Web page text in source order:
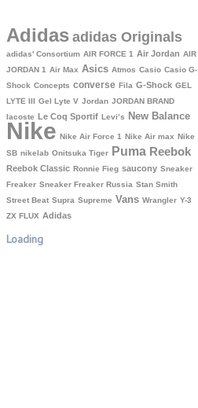
Adidas adidas Originals
adidas' Consortium AIR FORCE 1 Air Jordan AIR
JORDAN 1 Air Max Asics Atmos Casio Casio G-
Shock Concepts converse Fila G-Shock GEL
LYTE III Gel Lyte V Jordan JORDAN BRAND
lacoste Le Coq Sportif Levi’s New Balance
Nike Nike Air Force 1 Nike Air max Nike
SB nikelab Onitsuka Tiger Puma Reebok
Reebok Classic Ronnie Fieg saucony Sneaker
Freaker Sneaker Freaker Russia Stan Smith
Street Beat Supra Supreme Vans Wrangler Y-3
ZX FLUX Аdidas
Loading